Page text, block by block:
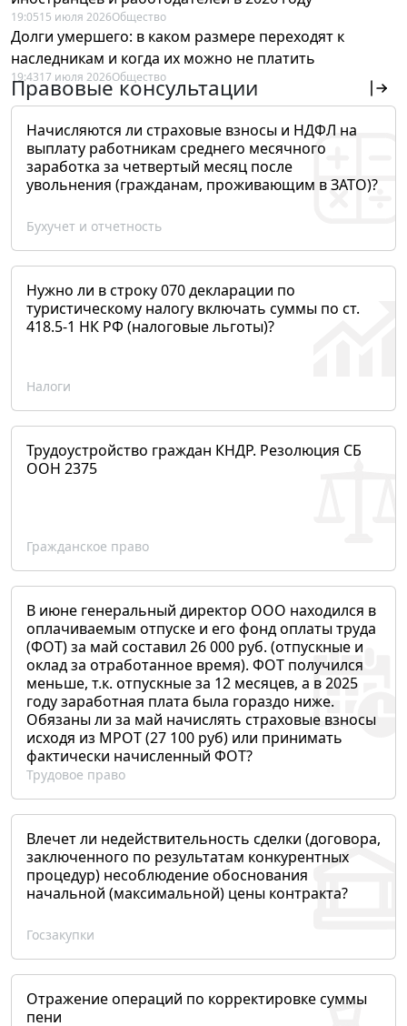
19:0515 июля 2026Общество
Долги умершего: в каком размере переходят к
наследникам и когда их можно не платить
19:4317 июля 2026Общество
Правовые консультации
Начисляются ли страховые взносы и НДФЛ на
выплату работникам среднего месячного
заработка за четвертый месяц после
увольнения (гражданам, проживающим в ЗАТО)?
Бухучет и отчетность
Нужно ли в строку 070 декларации по
туристическому налогу включать суммы по ст.
418.5-1 НК РФ (налоговые льготы)?
Налоги
Трудоустройство граждан КНДР. Резолюция СБ
ООН 2375
Гражданское право
В июне генеральный директор ООО находился в
оплачиваемым отпуске и его фонд оплаты труда
(ФОТ) за май составил 26 000 руб. (отпускные и
оклад за отработанное время). ФОТ получился
меньше, т.к. отпускные за 12 месяцев, а в 2025
году заработная плата была гораздо ниже.
Обязаны ли за май начислять страховые взносы
исходя из МРОТ (27 100 руб) или принимать
фактически начисленный ФОТ?
Трудовое право
Влечет ли недействительность сделки (договора,
заключенного по результатам конкурентных
процедур) несоблюдение обоснования
начальной (максимальной) цены контракта?
Госзакупки
Отражение операций по корректировке суммы
пени